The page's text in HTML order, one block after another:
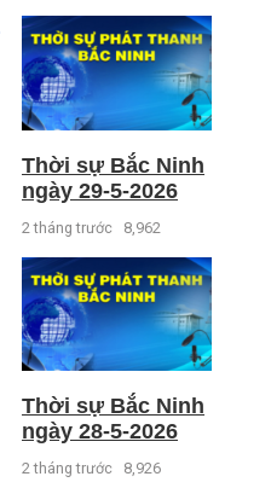
Thời sự Bắc Ninh
ngày 29-5-2026
2 tháng trước 8,962
Thời sự Bắc Ninh
ngày 28-5-2026
2 tháng trước 8,926